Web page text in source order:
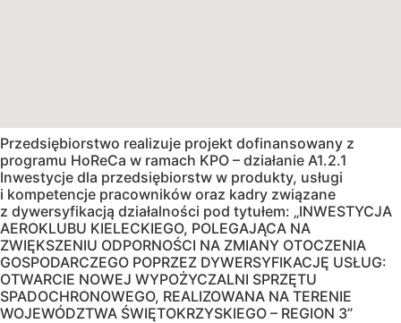
Przedsiębiorstwo realizuje projekt dofinansowany z
programu HoReCa w ramach KPO – działanie A1.2.1
Inwestycje dla przedsiębiorstw w produkty, usługi
i kompetencje pracowników oraz kadry związane
z dywersyfikacją działalności pod tytułem: „INWESTYCJA
AEROKLUBU KIELECKIEGO, POLEGAJĄCA NA
ZWIĘKSZENIU ODPORNOŚCI NA ZMIANY OTOCZENIA
GOSPODARCZEGO POPRZEZ DYWERSYFIKACJĘ USŁUG:
OTWARCIE NOWEJ WYPOŻYCZALNI SPRZĘTU
SPADOCHRONOWEGO, REALIZOWANA NA TERENIE
WOJEWÓDZTWA ŚWIĘTOKRZYSKIEGO – REGION 3”